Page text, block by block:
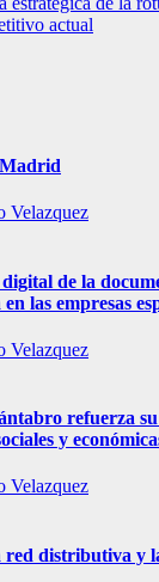
actual
Madrid
Velazquez
de la
las empresas
Velazquez
refuerza
y
Velazquez
red distributiva y